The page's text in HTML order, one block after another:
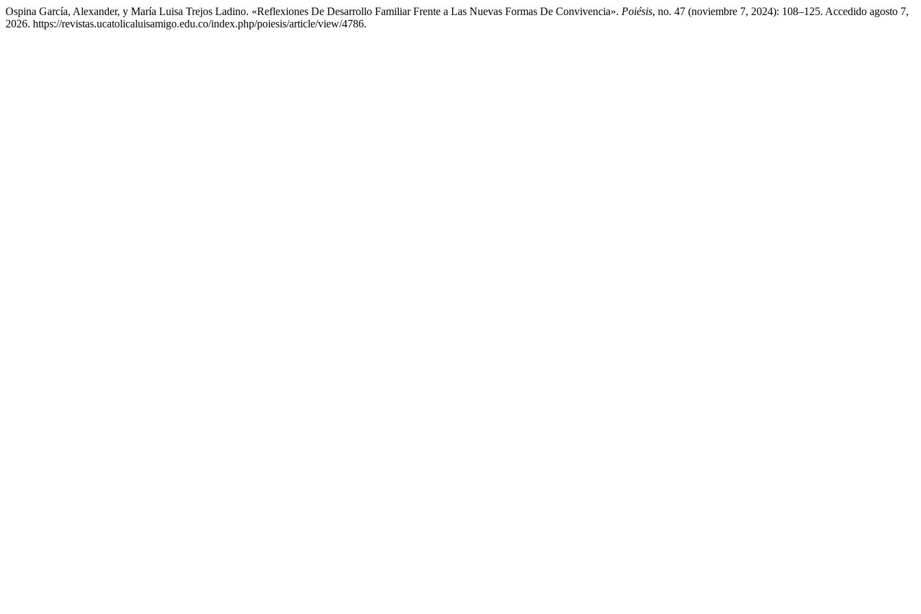
Ospina García, Alexander, y María Luisa Trejos Ladino. «Reflexiones De Desarrollo Familiar Frente a Las Nuevas Formas De Convivencia». Poiésis, no. 47 (noviembre 7, 2024): 108–125. Accedido agosto 7,
2026. https://revistas.ucatolicaluisamigo.edu.co/index.php/poiesis/article/view/4786.